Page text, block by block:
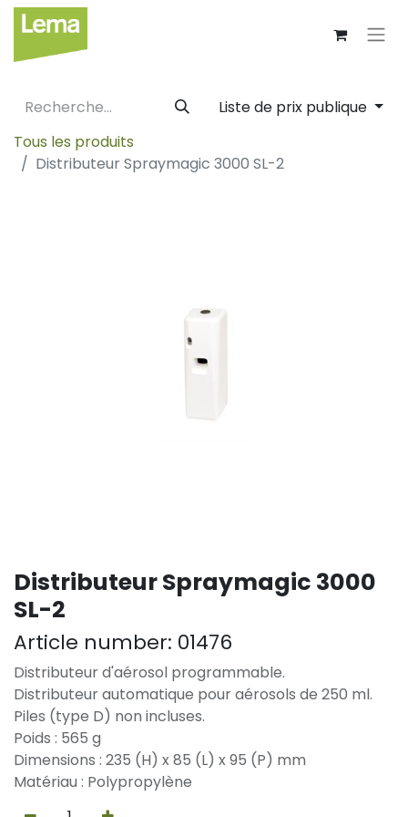
Liste de prix publique
Tous les produits
Distributeur Spraymagic 3000 SL-2
Distributeur Spraymagic 3000
SL-2
Article number: 01476
Distributeur d'aérosol programmable.
Distributeur automatique pour aérosols de 250 ml.
Piles (type D) non incluses.
Poids : 565 g
Dimensions : 235 (H) x 85 (L) x 95 (P) mm
Matériau : Polypropylène